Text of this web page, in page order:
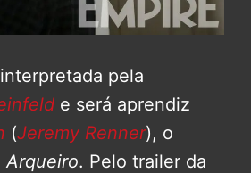
pela
e será aprendiz
(Jeremy Renner), o
Arqueiro. Pelo trailer da